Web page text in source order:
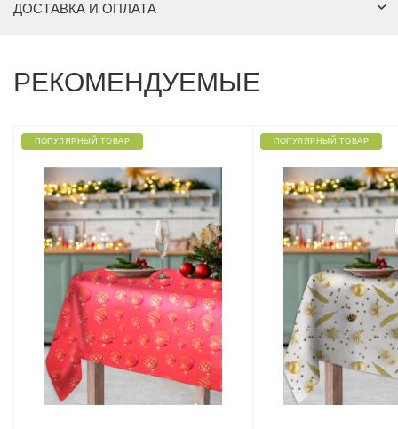
ДОСТАВКА И ОПЛАТА
РЕКОМЕНДУЕМЫЕ
ПОПУЛЯРНЫЙ ТОВАР ПОПУЛЯРНЫЙ ТОВАР